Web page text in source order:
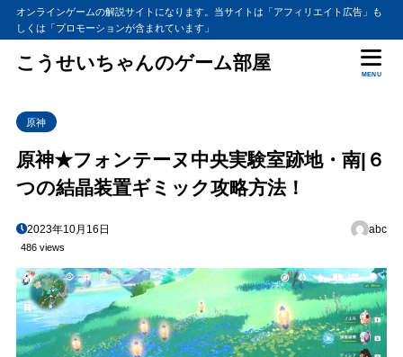
オンラインゲームの解説サイトになります。当サイトは「アフィリエイト広告」も
しくは「プロモーションが含まれています」
こうせいちゃんのゲーム部屋
MENU
原神
原神★フォンテーヌ中央実験室跡地・南|６
つの結晶装置ギミック攻略方法！
2023年10月16日 abc
486 views